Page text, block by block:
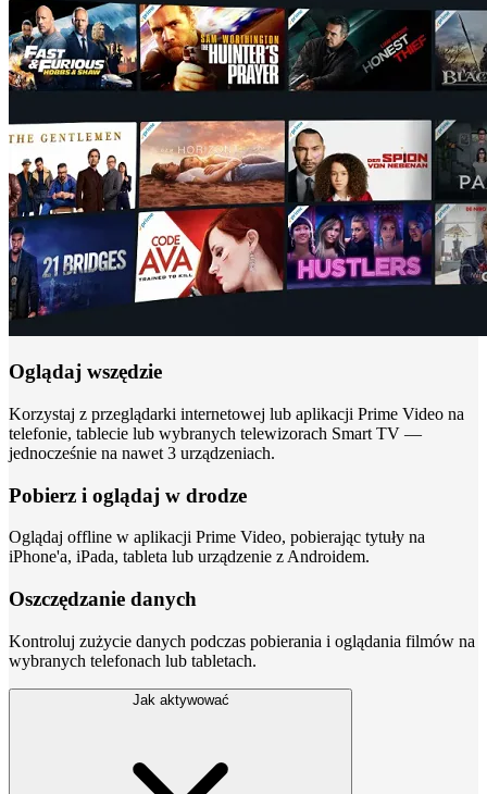
Oglądaj wszędzie
Korzystaj z przeglądarki internetowej lub aplikacji Prime Video na
telefonie, tablecie lub wybranych telewizorach Smart TV —
jednocześnie na nawet 3 urządzeniach.
Pobierz i oglądaj w drodze
Oglądaj offline w aplikacji Prime Video, pobierając tytuły na
iPhone'a, iPada, tableta lub urządzenie z Androidem.
Oszczędzanie danych
Kontroluj zużycie danych podczas pobierania i oglądania filmów na
wybranych telefonach lub tabletach.
Jak aktywować